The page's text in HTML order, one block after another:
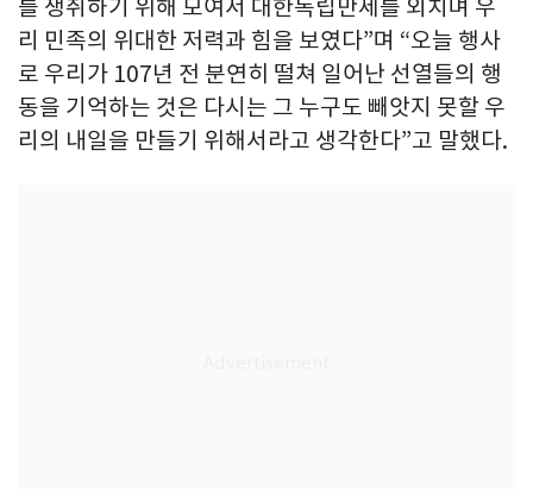
를 쟁취하기 위해 모여서 대한독립만세를 외치며 우
리 민족의 위대한 저력과 힘을 보였다”며 “오늘 행사
로 우리가 107년 전 분연히 떨쳐 일어난 선열들의 행
동을 기억하는 것은 다시는 그 누구도 빼앗지 못할 우
리의 내일을 만들기 위해서라고 생각한다”고 말했다.